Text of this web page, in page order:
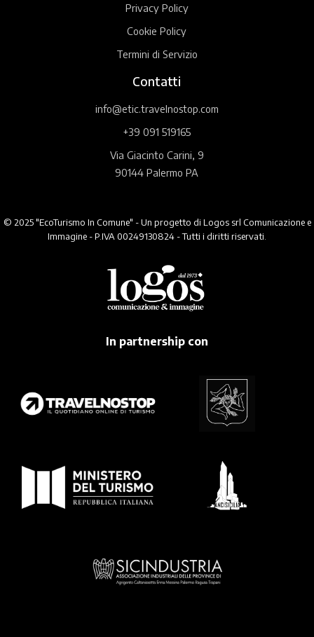
Privacy Policy
Cookie Policy
Termini di Servizio
Contatti
info@etic.travelnostop.com
+39 091 519165
Via Giacinto Carini, 9
90144 Palermo PA
© 2025 "EcoTurismo In Comune" - Un progetto di Logos srl Comunicazione e
Immagine - P.IVA 00249130824 - Tutti i diritti riservati.
In partnership con